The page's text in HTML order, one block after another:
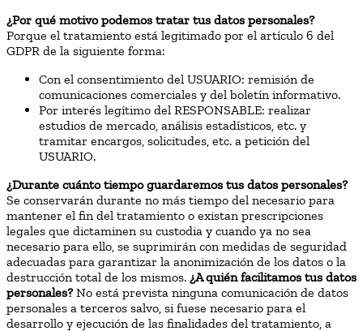
¿Por qué motivo podemos tratar tus datos personales?
Porque el tratamiento está legitimado por el artículo 6 del
GDPR de la siguiente forma:
Con el consentimiento del USUARIO: remisión de
comunicaciones comerciales y del boletín informativo.
Por interés legítimo del RESPONSABLE: realizar
estudios de mercado, análisis estadísticos, etc. y
tramitar encargos, solicitudes, etc. a petición del
USUARIO.
¿Durante cuánto tiempo guardaremos tus datos personales?
Se conservarán durante no más tiempo del necesario para
mantener el fin del tratamiento o existan prescripciones
legales que dictaminen su custodia y cuando ya no sea
necesario para ello, se suprimirán con medidas de seguridad
adecuadas para garantizar la anonimización de los datos o la
destrucción total de los mismos. ¿A quién facilitamos tus datos
personales?No está prevista ninguna comunicación de datos
personales a terceros salvo, si fuese necesario para el
desarrollo y ejecución de las finalidades del tratamiento, a